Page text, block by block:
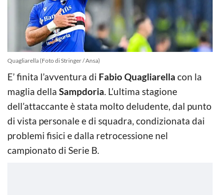
Quagliarella (Foto di Stringer / Ansa)
E’ finita l’avventura di Fabio Quagliarella con la
maglia della Sampdoria. L’ultima stagione
dell’attaccante è stata molto deludente, dal punto
di vista personale e di squadra, condizionata dai
problemi fisici e dalla retrocessione nel
campionato di Serie B.